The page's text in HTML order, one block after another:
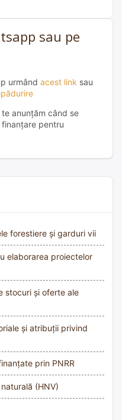
sau pe
urmând acest link sau
anunțăm când se
pentru
forestiere și garduri vii
elaborarea proiectelor
stocuri și oferte ale
și atribuții privind
prin PNRR
(HNV)